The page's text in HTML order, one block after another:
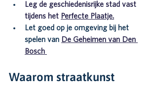
Leg de geschiedenisrijke stad vast
tijdens het Perfecte Plaatje.
Let goed op je omgeving bij het
spelen van De Geheimen van Den
Bosch
Waarom straatkunst